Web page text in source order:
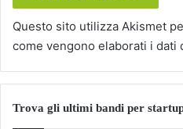
Questo sito utilizza Akismet
come vengono elaborati i dati
Trova gli ultimi bandi per